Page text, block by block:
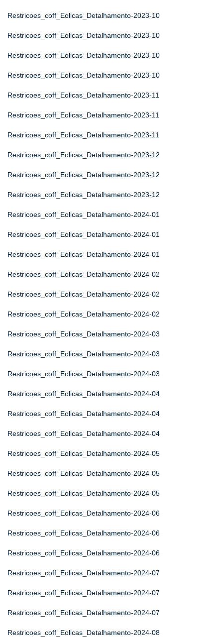
Restricoes_coff_Eolicas_Detalhamento-2023-10
Restricoes_coff_Eolicas_Detalhamento-2023-10
Restricoes_coff_Eolicas_Detalhamento-2023-10
Restricoes_coff_Eolicas_Detalhamento-2023-10
Restricoes_coff_Eolicas_Detalhamento-2023-11
Restricoes_coff_Eolicas_Detalhamento-2023-11
Restricoes_coff_Eolicas_Detalhamento-2023-11
Restricoes_coff_Eolicas_Detalhamento-2023-12
Restricoes_coff_Eolicas_Detalhamento-2023-12
Restricoes_coff_Eolicas_Detalhamento-2023-12
Restricoes_coff_Eolicas_Detalhamento-2024-01
Restricoes_coff_Eolicas_Detalhamento-2024-01
Restricoes_coff_Eolicas_Detalhamento-2024-01
Restricoes_coff_Eolicas_Detalhamento-2024-02
Restricoes_coff_Eolicas_Detalhamento-2024-02
Restricoes_coff_Eolicas_Detalhamento-2024-02
Restricoes_coff_Eolicas_Detalhamento-2024-03
Restricoes_coff_Eolicas_Detalhamento-2024-03
Restricoes_coff_Eolicas_Detalhamento-2024-03
Restricoes_coff_Eolicas_Detalhamento-2024-04
Restricoes_coff_Eolicas_Detalhamento-2024-04
Restricoes_coff_Eolicas_Detalhamento-2024-04
Restricoes_coff_Eolicas_Detalhamento-2024-05
Restricoes_coff_Eolicas_Detalhamento-2024-05
Restricoes_coff_Eolicas_Detalhamento-2024-05
Restricoes_coff_Eolicas_Detalhamento-2024-06
Restricoes_coff_Eolicas_Detalhamento-2024-06
Restricoes_coff_Eolicas_Detalhamento-2024-06
Restricoes_coff_Eolicas_Detalhamento-2024-07
Restricoes_coff_Eolicas_Detalhamento-2024-07
Restricoes_coff_Eolicas_Detalhamento-2024-07
Restricoes_coff_Eolicas_Detalhamento-2024-08